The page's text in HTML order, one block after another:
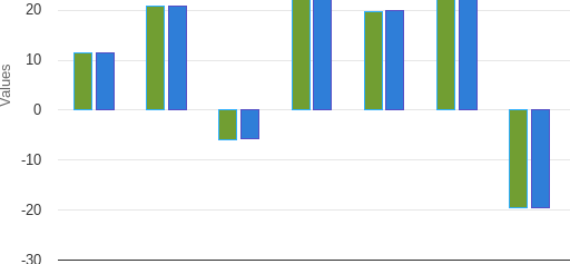
paiement
2026
Values
-30
-20
-10
0
10
20